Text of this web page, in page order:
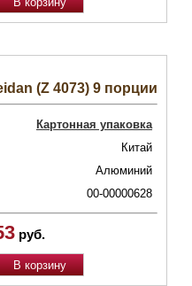
(Z 4073) 9 порции
Картонная упаковка
Китай
Алюминий
00-00000628
руб.